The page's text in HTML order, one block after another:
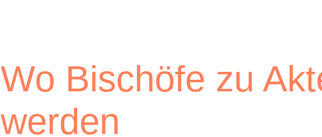
Wo Bischöfe zu
werden